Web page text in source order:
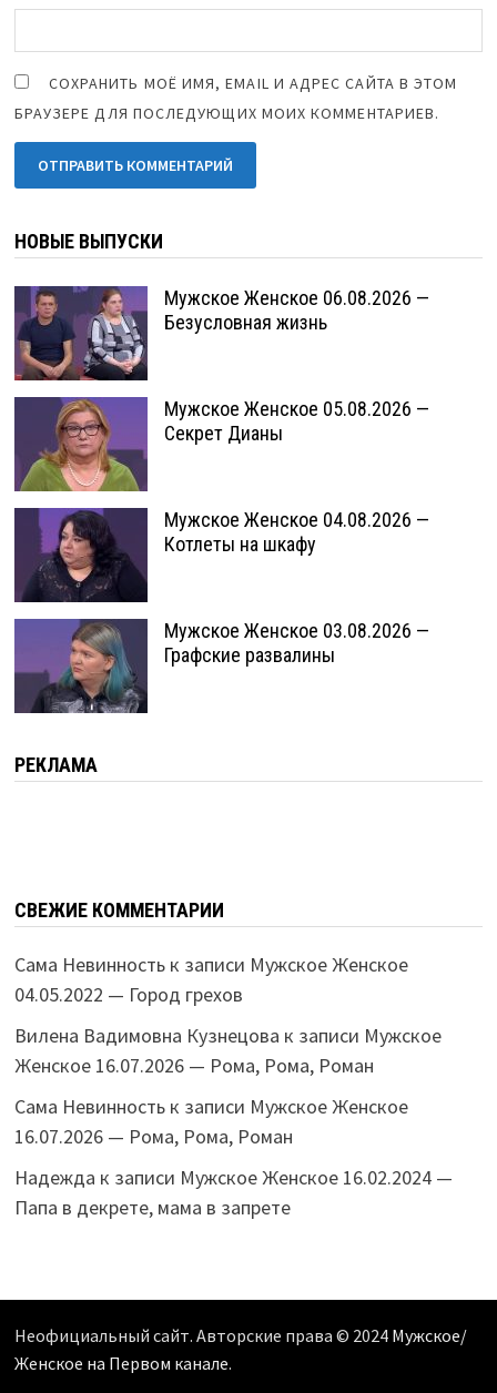
СОХРАНИТЬ МОЁ ИМЯ, EMAIL И АДРЕС САЙТА В ЭТОМ
БРАУЗЕРЕ ДЛЯ ПОСЛЕДУЮЩИХ МОИХ КОММЕНТАРИЕВ.
НОВЫЕ ВЫПУСКИ
Мужское Женское 06.08.2026 —
Безусловная жизнь
Мужское Женское 05.08.2026 —
Секрет Дианы
Мужское Женское 04.08.2026 —
Котлеты на шкафу
Мужское Женское 03.08.2026 —
Графские развалины
РЕКЛАМА
СВЕЖИЕ КОММЕНТАРИИ
Сама Невинностьк записи Мужское Женское
04.05.2022 — Город грехов
Вилена Вадимовна Кузнецова к записи Мужское
Женское 16.07.2026 — Рома, Рома, Роман
Сама Невинностьк записи Мужское Женское
16.07.2026 — Рома, Рома, Роман
Надежда к записи Мужское Женское 16.02.2024 —
Папа в декрете, мама в запрете
Неофициальный сайт. Авторские права © 2024 Мужское/
Женское на Первом канале.